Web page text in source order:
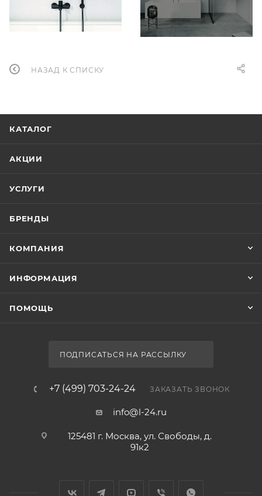
НАЗАД К СПИСКУ
КАТАЛОГ
АКЦИИ
УСЛУГИ
БРЕНДЫ
КОМПАНИЯ
ИНФОРМАЦИЯ
ПОМОЩЬ
ПОДПИСАТЬСЯ НА РАССЫЛКУ
+7 (499) 703-24-24 ЗАКАЗАТЬ ЗВОНОК
info@l-24.ru
125481 г. Москва, ул. Свободы, д.
91к2